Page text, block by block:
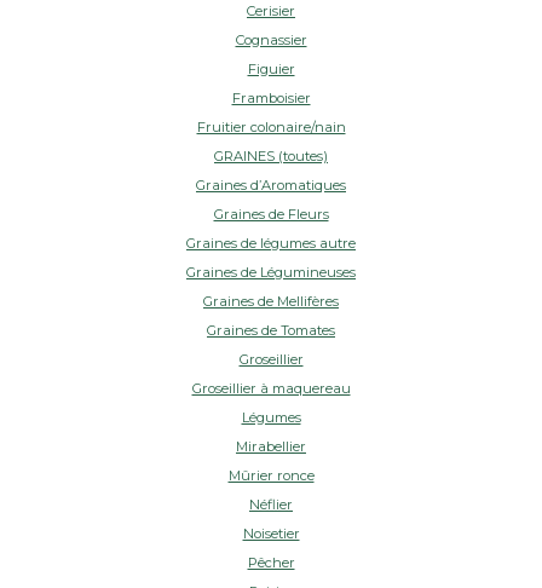
Cerisier
Cognassier
Figuier
Framboisier
Fruitier colonaire/nain
GRAINES (toutes)
Graines d’Aromatiques
Graines de Fleurs
Graines de légumes autre
Graines de Légumineuses
Graines de Mellifères
Graines de Tomates
Groseillier
Groseillier à maquereau
Légumes
Mirabellier
Mûrier ronce
Néflier
Noisetier
Pêcher